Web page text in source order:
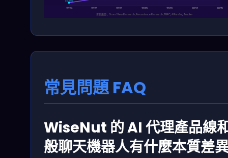
2024 2025 2026 2028 2030 2033 2035
資料來源：Grand View Research, Precedence Research, TBRC, AI Funding Tracker
常見問題 FAQ
WiseNut 的 AI 代理產品線
般聊天機器人有什麼本質差